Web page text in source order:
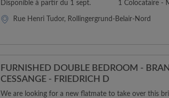
Disponible à partir du 1 sept. 1 Colocataire -
Rue Henri Tudor, Rollingergrund-Belair-Nord
FURNISHED DOUBLE BEDROOM -
CESSANGE - FRIEDRICH D
We are looking for a new flatmate to take over this